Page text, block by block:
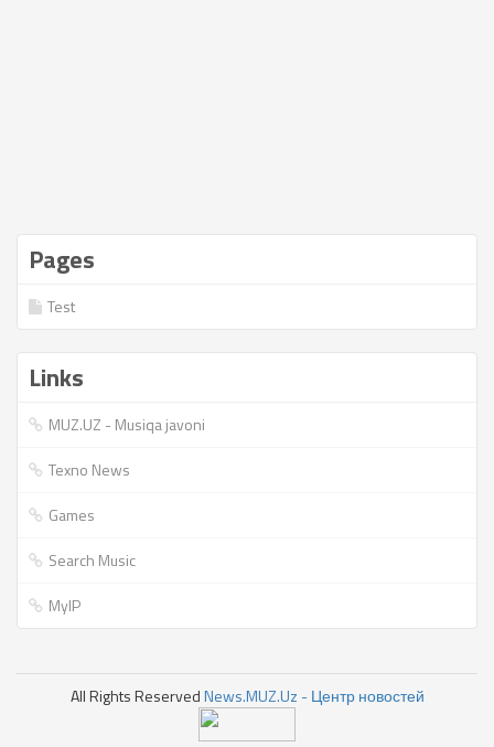
Pages
Test
Links
MUZ.UZ - Musiqa javoni
Texno News
Games
Search Music
MyIP
All Rights ReservedNews.MUZ.Uz - Центр новостей